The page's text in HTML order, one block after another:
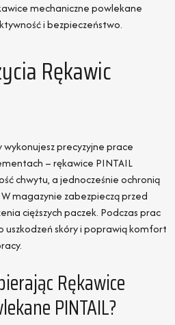
mechaniczne powlekane
i bezpieczeństwo.
Rękawic
precyzyjne prace
– rękawice PINTAIL
chwytu, a jednocześnie ochronią
magazynie zabezpieczą przed
cięższych paczek. Podczas prac
uszkodzeń skóry i poprawią komfort
Rękawice
PINTAIL?